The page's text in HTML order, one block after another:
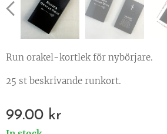
Run orakel-kortlek för nybörjare.
25 st beskrivande runkort.
99.00 kr